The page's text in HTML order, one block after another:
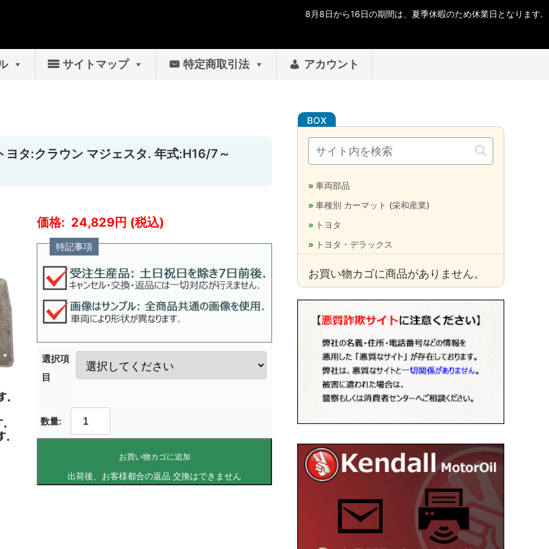
サイトマップ 特定商取引法 アカウント
タ:クラウン マジェスタ. 年式:H16/7～
24,829
特記事項
選択項
目
お買い物カゴに追加
車両部品
車種別 カーマット (栄和産業)
トヨタ
トヨタ・デラックス
お買い物カゴに商品がありません。